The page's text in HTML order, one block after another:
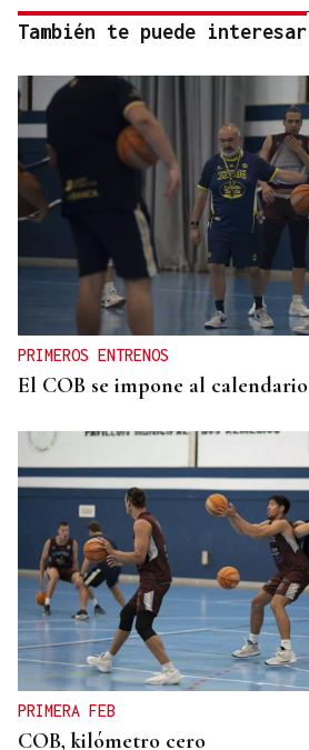
También te puede interesar
PRIMEROS ENTRENOS
El COB se impone al calendario
PRIMERA FEB
COB, kilómetro cero